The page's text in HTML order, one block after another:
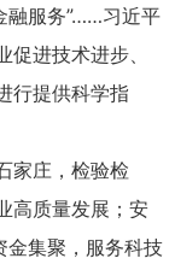
融服务”……习近平
进技术进步、
行提供科学指
家庄，检验检
高质量发展；安
金集聚，服务科技